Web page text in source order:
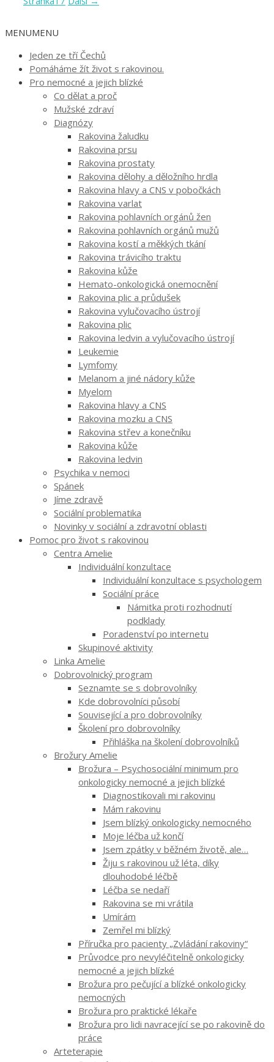
MENUMENU
Jeden ze tří Čechů
Pomáháme žít život s rakovinou.
Pro nemocné a jejich blízké
Co dělat a proč
Mužské zdraví
Diagnózy
Rakovina žaludku
Rakovina prsu
Rakovina prostaty
Rakovina dělohy a děložního hrdla
Rakovina hlavy a CNS v pobočkách
Rakovina varlat
Rakovina pohlavních orgánů žen
Rakovina pohlavních orgánů mužů
Rakovina kostí a měkkých tkání
Rakovina trávicího traktu
Rakovina kůže
Hemato-onkologická onemocnění
Rakovina plic a průdušek
Rakovina vylučovacího ústrojí
Rakovina plic
Rakovina ledvin a vylučovacího ústrojí
Leukemie
Lymfomy
Melanom a jiné nádory kůže
Myelom
Rakovina hlavy a CNS
Rakovina mozku a CNS
Rakovina střev a konečníku
Rakovina kůže
Rakovina ledvin
Psychika v nemoci
Spánek
Jíme zdravě
Sociální problematika
Novinky v sociální a zdravotní oblasti
Pomoc pro život s rakovinou
Centra Amelie
Individuální konzultace
Individuální konzultace s psychologem
Sociální práce
Námitka proti rozhodnutí
podklady
Poradenství po internetu
Skupinové aktivity
Linka Amelie
Dobrovolnický program
Seznamte se s dobrovolníky
Kde dobrovolníci působí
Související a pro dobrovolníky
Školení pro dobrovolníky
Přihláška na školení dobrovolníků
Brožury Amelie
Brožura – Psychosociální minimum pro
onkologicky nemocné a jejich blízké
Diagnostikovali mi rakovinu
Mám rakovinu
Jsem blízký onkologicky nemocného
Moje léčba už končí
Jsem zpátky v běžném životě, ale…
Žiju s rakovinou už léta, díky
dlouhodobé léčbě
Léčba se nedaří
Rakovina se mi vrátila
Umírám
Zemřel mi blízký
Příručka pro pacienty „Zvládání rakoviny“
Průvodce pro nevyléčitelně onkologicky
nemocné a jejich blízké
Brožura pro pečující a blízké onkologicky
nemocných
Brožura pro praktické lékaře
Brožura pro lidi navracející se po rakovině do
práce
Arteterapie